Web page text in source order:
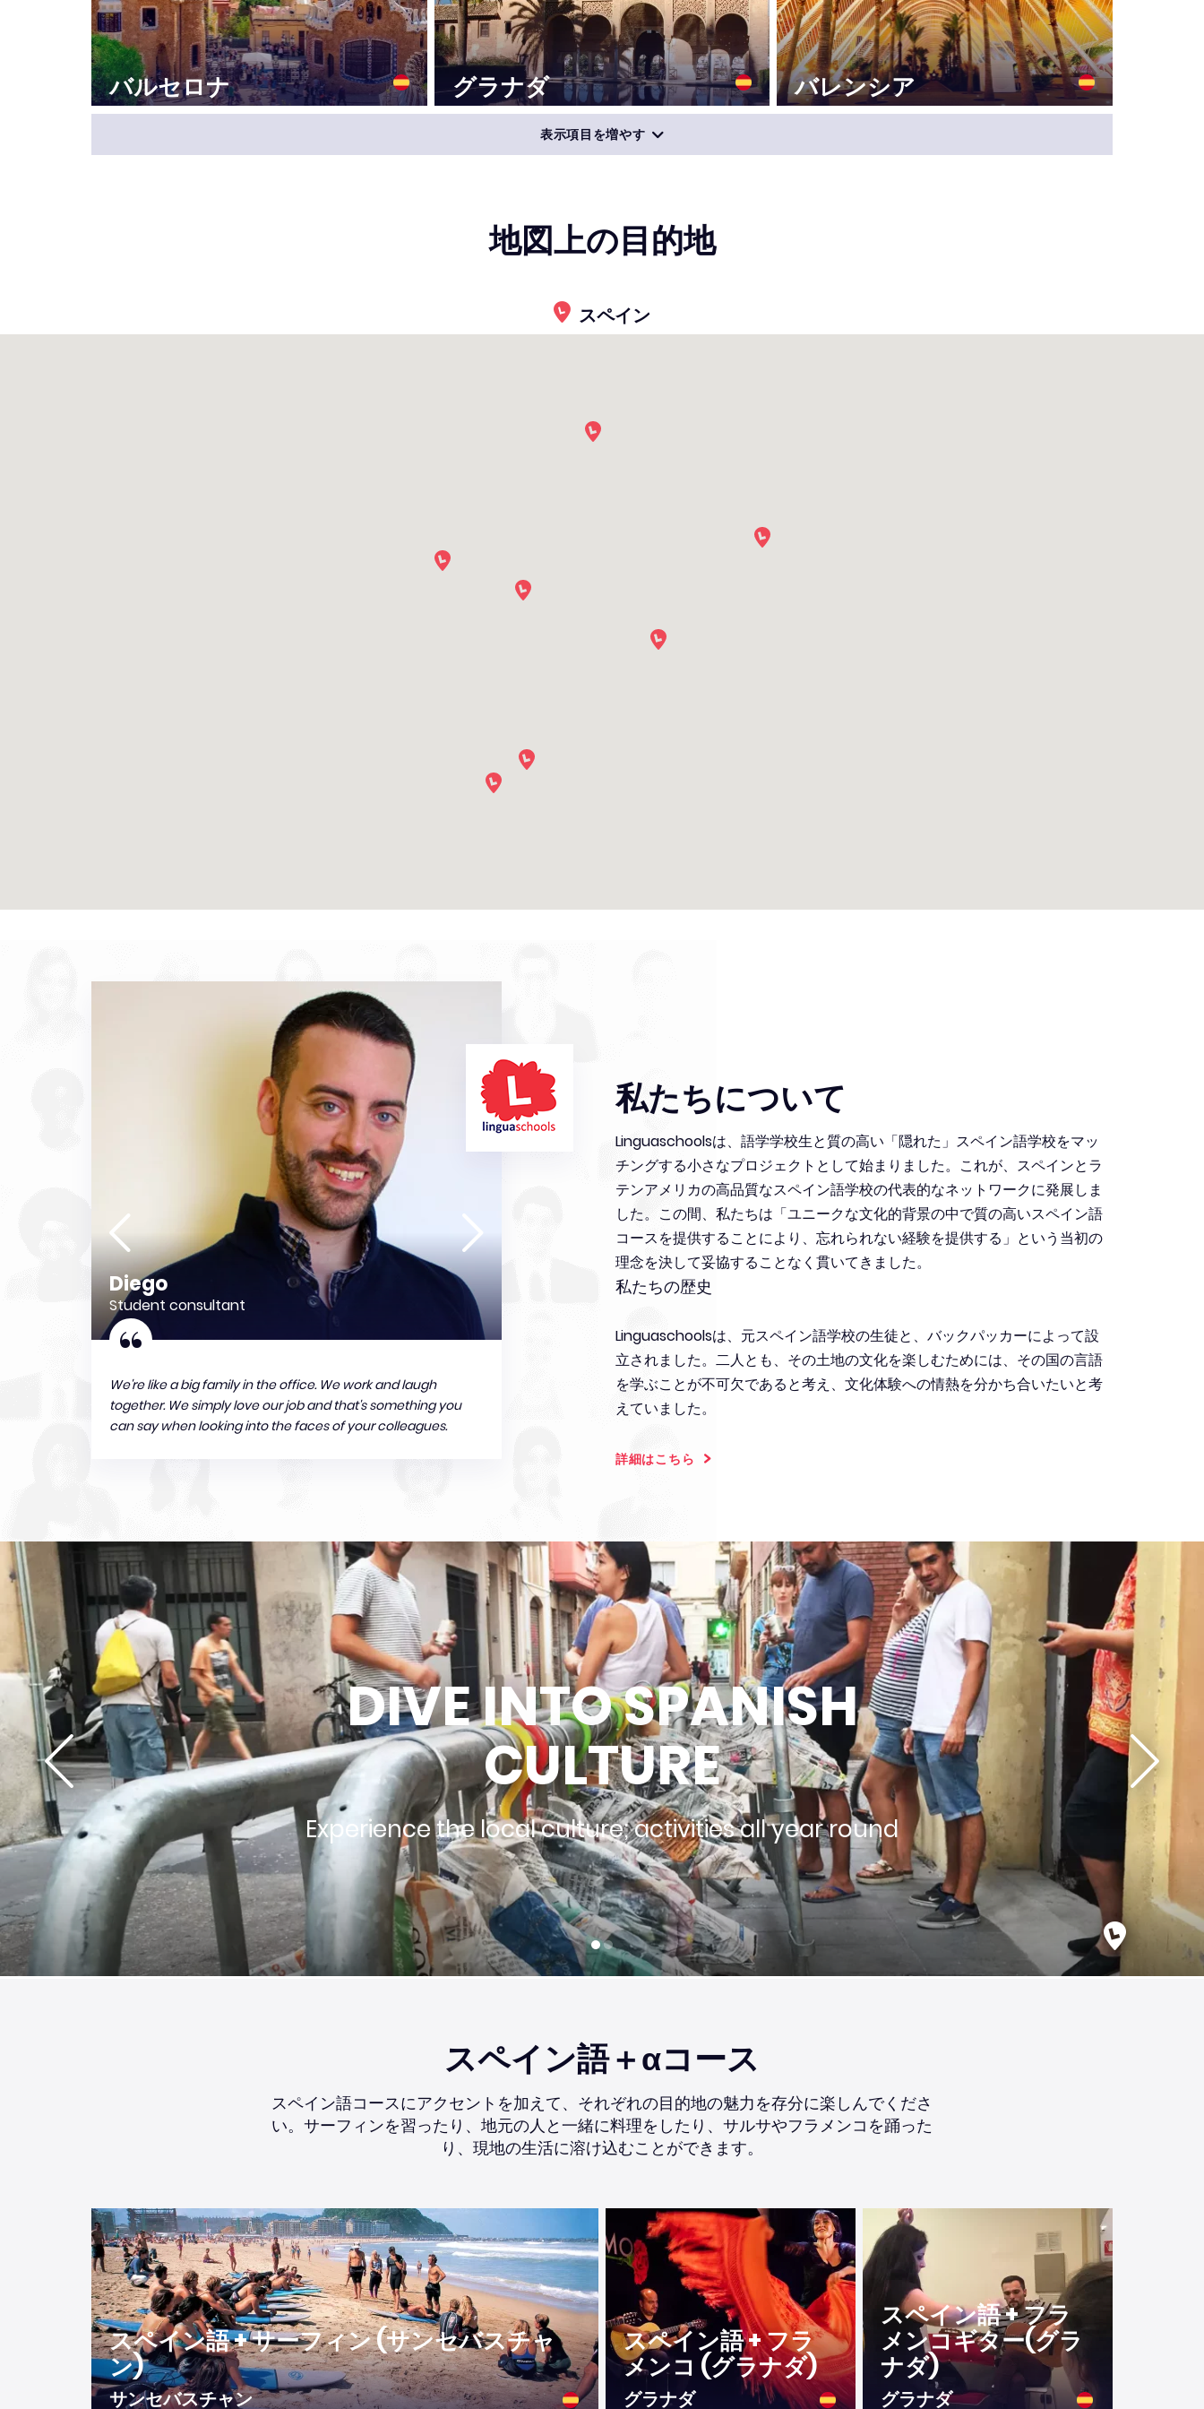
バルセロナ グラナダ バレンシア
表示項目を増やす
地図上の目的地
スペイン
Diego
Student consultant
We're like a big family in the office. We work and laugh
together. We simply love our job and that's something you
can say when looking into the faces of your colleagues.
their experiences with me, and this has truly enriched my
professional and personal life!私たちについて
Linguaschoolsは、語学学校生と質の高い「隠れた」スペイン語学校をマッ
チングする小さなプロジェクトとして始まりました。これが、スペインとラ
テンアメリカの高品質なスペイン語学校の代表的なネットワークに発展しま
した。この間、私たちは「ユニークな文化的背景の中で質の高いスペイン語
コースを提供することにより、忘れられない経験を提供する」という当初の
理念を決して妥協することなく貫いてきました。
私たちの歴史
Linguaschoolsは、元スペイン語学校の生徒と、バックパッカーによって設
立されました。二人とも、その土地の文化を楽しむためには、その国の言語
を学ぶことが不可欠であると考え、文化体験への情熱を分かち合いたいと考
えていました。
Linguaschoolsは、質の高いサービスを提供しながらも認知度が低く、あま
たい文化体験とともにあると考え、この理念は今日も続いています。
2005年、私たちは、このようなスペイン語学校はほとんど存在しない、ある
いは語学学校の学生にとって非常に見つけにくい存在であることに気づきま
した。Linguaschoolsは、同じ価値観を共有し、Linguaschoolsの高い基準を
満たした最も優れたスペイン語学校を厳選することで発展してきました。
長年にわたり、Linguaschoolsはスペインと中南米にあるスペイン語学校の
ネットワークに成長しまし、現在も私たちの哲学と高い水準を共有するパー
トナー校と連携しながら、世界中の学生に高品質のスペイン語
詳細はこちら
DIVE INTO SPANISH
CULTURE
Experience the local culture; activities all year round
スペイン語＋αコース
スペイン語コースにアクセントを加えて、それぞれの目的地の魅力を存分に楽しんでくださ
い。サーフィンを習ったり、地元の人と一緒に料理をしたり、サルサやフラメンコを踊った
り、現地の生活に溶け込むことができます。
スペイン語 + サーフィン (サンセバスチャ
ン)
サンセバスチャン
スペイン語 + フラ
メンコ (グラナダ)
グラナダ
スペイン語 + フラ
メンコギター(グラ
ナダ)
グラナダ